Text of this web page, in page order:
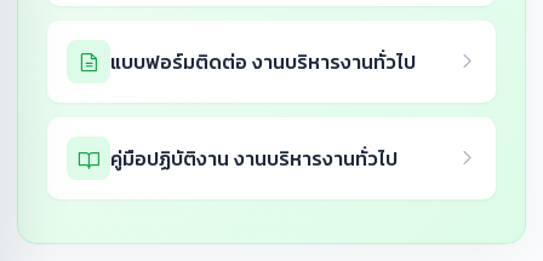
แบบฟอร์มติดต่อ งานบริหารงานทั่วไป
คู่มือปฏิบัติงาน งานบริหารงานทั่วไป